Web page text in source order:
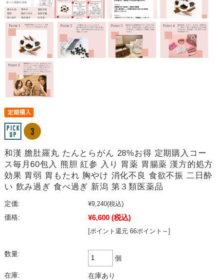
和漢 膽肚羅丸 たんとらがん 28%お得 定期購入コー
ス毎月60包入 熊胆 紅参 入り 胃薬 胃腸薬 漢方的処方
効果 胃弱 胃もたれ 胸やけ 消化不良 食欲不振 二日酔
い 飲み過ぎ 食べ過ぎ 新潟 第３類医薬品
定価: ¥9,240(税込)
価格:
¥6,600 (税込)
[ポイント還元 66ポイント～]
数量:
個
在庫: 在庫あり